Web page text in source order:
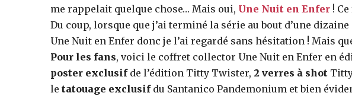
Site
d'actualités
me rappelait quelque chose… Mais oui, Une Nuit en Enfer !
Du coup, lorsque que j’ai terminé la série au bout d’une
Une Nuit en Enfer donc je l’ai regardé sans hésitation ! Mais
Pour les fans, voici le coffret collector Une Nuit en Enfer en
poster exclusifde l’édition Titty Twister, 2 verres à shot
le tatouage exclusifdu Santanico Pandemonium et bien